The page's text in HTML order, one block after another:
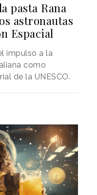
pasta Rana
astronautas
Espacial
impulso a la
como
de la UNESCO.